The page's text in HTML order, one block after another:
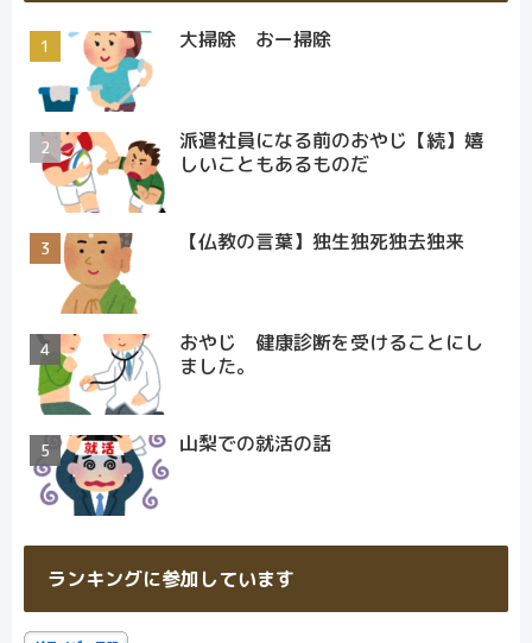
大掃除 おー掃除
派遣社員になる前のおやじ【続】嬉
しいこともあるものだ
【仏教の言葉】独生独死独去独来
おやじ 健康診断を受けることにし
ました。
山梨での就活の話
ランキングに参加しています